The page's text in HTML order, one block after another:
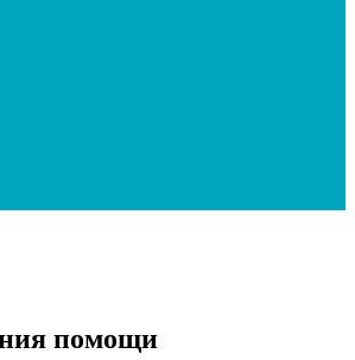
помощи